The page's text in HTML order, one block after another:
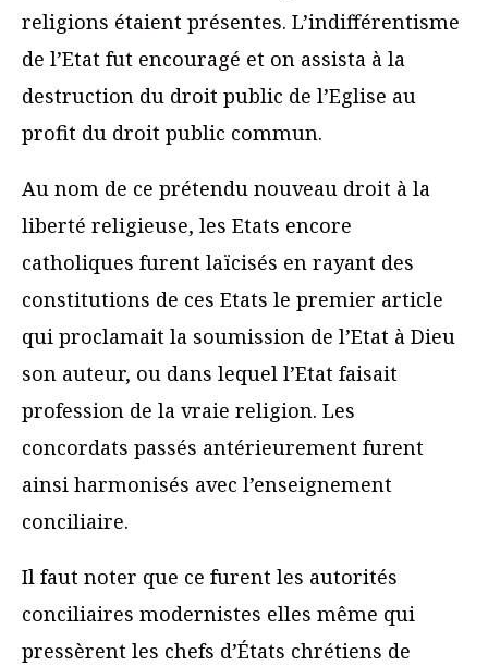
religions étaient présentes. L’indifférentisme
de l’Etat fut encouragé et on assista à la
destruction du droit public de l’Eglise au
profit du droit public commun.
Au nom de ce prétendu nouveau droit à la
liberté religieuse, les Etats encore
catholiques furent laïcisés en rayant des
constitutions de ces Etats le premier article
qui proclamait la soumission de l’Etat à Dieu
son auteur, ou dans lequel l’Etat faisait
profession de la vraie religion. Les
concordats passés antérieurement furent
ainsi harmonisés avec l’enseignement
conciliaire.
Il faut noter que ce furent les autorités
conciliaires modernistes elles même qui
pressèrent les chefs d’États chrétiens de